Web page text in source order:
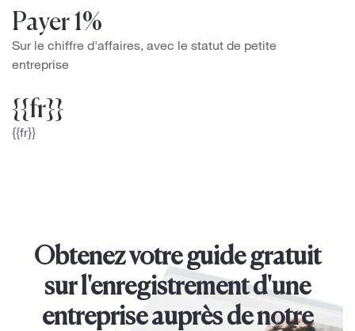
Payer 1%
Sur le chiffre d'affaires, avec le statut de petite
entreprise
{{fr}}
{{fr}}
Obtenez votre guide gratuit
sur l'enregistrement d'une
entreprise auprès de notre